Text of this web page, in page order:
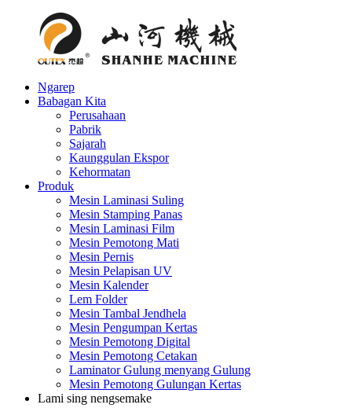
Ngarep
Babagan Kita
Perusahaan
Pabrik
Sajarah
Kaunggulan Ekspor
Kehormatan
Produk
Mesin Laminasi Suling
Mesin Stamping Panas
Mesin Laminasi Film
Mesin Pemotong Mati
Mesin Pernis
Mesin Pelapisan UV
Mesin Kalender
Lem Folder
Mesin Tambal Jendhela
Mesin Pengumpan Kertas
Mesin Pemotong Digital
Mesin Pemotong Cetakan
Laminator Gulung menyang Gulung
Mesin Pemotong Gulungan Kertas
Lami sing nengsemake